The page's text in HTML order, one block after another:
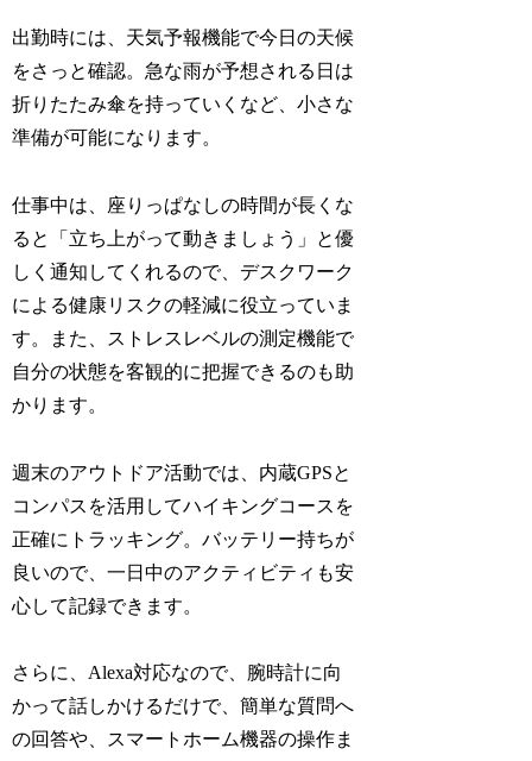
出勤時には、天気予報機能で今日の天候
をさっと確認。急な雨が予想される日は
折りたたみ傘を持っていくなど、小さな
準備が可能になります。
仕事中は、座りっぱなしの時間が長くな
ると「立ち上がって動きましょう」と優
しく通知してくれるので、デスクワーク
による健康リスクの軽減に役立っていま
す。また、ストレスレベルの測定機能で
自分の状態を客観的に把握できるのも助
かります。
週末のアウトドア活動では、内蔵GPSと
コンパスを活用してハイキングコースを
正確にトラッキング。バッテリー持ちが
良いので、一日中のアクティビティも安
心して記録できます。
さらに、Alexa対応なので、腕時計に向
かって話しかけるだけで、簡単な質問へ
の回答や、スマートホーム機器の操作ま